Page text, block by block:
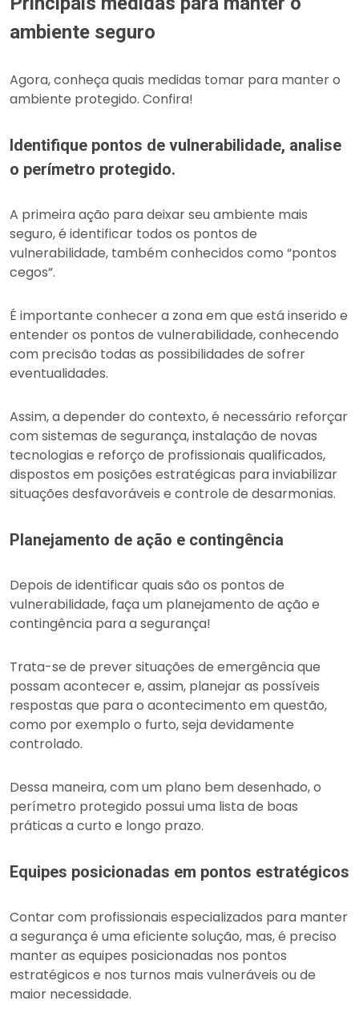
ambiente seguro
Agora, conheça quais medidas tomar para manter o
ambiente protegido. Confira!
Identifique pontos de vulnerabilidade, analise
o perímetro protegido.
A primeira ação para deixar seu ambiente mais
seguro, é identificar todos os pontos de
vulnerabilidade, também conhecidos como “pontos
cegos”.
É importante conhecer a zona em que está inserido e
entender os pontos de vulnerabilidade, conhecendo
com precisão todas as possibilidades de sofrer
eventualidades.
Assim, a depender do contexto, é necessário reforçar
com sistemas de segurança, instalação de novas
tecnologias e reforço de profissionais qualificados,
dispostos em posições estratégicas para inviabilizar
situações desfavoráveis e controle de desarmonias.
Planejamento de ação e contingência
Depois de identificar quais são os pontos de
vulnerabilidade, faça um planejamento de ação e
contingência para a segurança!
Trata-se de prever situações de emergência que
possam acontecer e, assim, planejar as possíveis
respostas que para o acontecimento em questão,
como por exemplo o furto, seja devidamente
controlado.
Dessa maneira, com um plano bem desenhado, o
perímetro protegido possui uma lista de boas
práticas a curto e longo prazo.
Equipes posicionadas em pontos estratégicos
Contar com profissionais especializados para manter
a segurança é uma eficiente solução, mas, é preciso
manter as equipes posicionadas nos pontos
estratégicos e nos turnos mais vulneráveis ou de
maior necessidade.